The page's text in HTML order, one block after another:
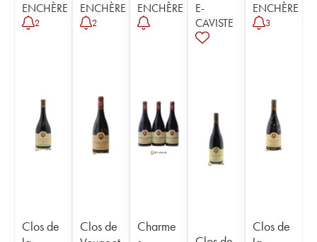
ENCHÈRE
2
Clos de
ENCHÈRE
2
Clos de
ENCHÈRE
Charme
E-
CAVISTE
ENCHÈRE
3
Clos de